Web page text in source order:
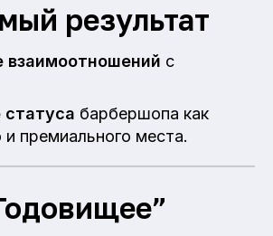
результат
взаимоотношений с
барбершопа как
и премиального места.